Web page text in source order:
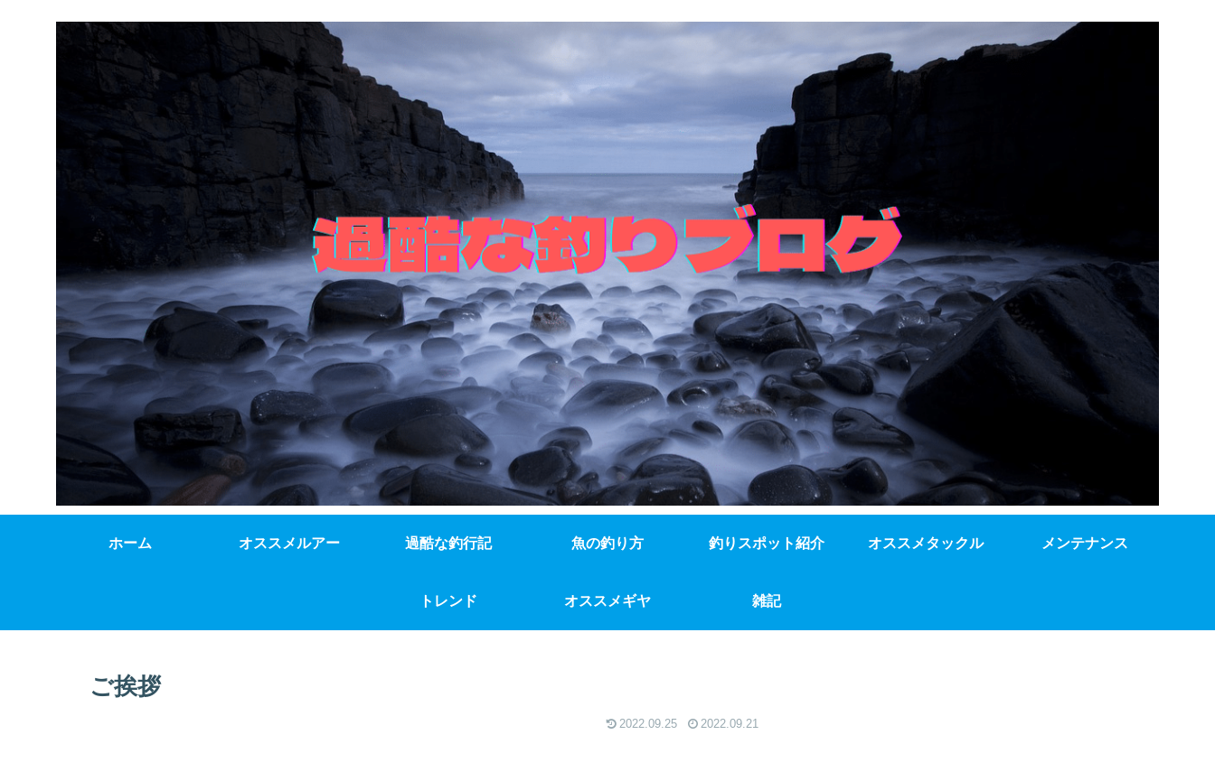
ホーム オススメルアー 過酷な釣行記 魚の釣り方 釣りスポット紹介 オススメタックル メンテナンス
トレンド オススメギヤ 雑記
ご挨拶
2022.09.25 2022.09.21